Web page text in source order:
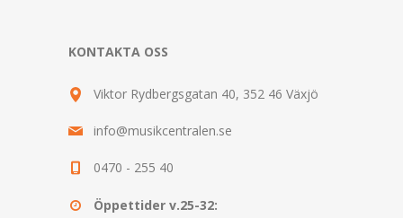
KONTAKTA OSS
Viktor Rydbergsgatan 40, 352 46 Växjö
info@musikcentralen.se
0470 - 255 40
Öppettider v.25-32: